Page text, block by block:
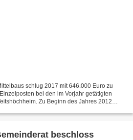
schlug 2017 mit 646.000 Euro zu
bei den im Vorjahr getätigten
Zu Beginn des Jahres 2012
beschloss